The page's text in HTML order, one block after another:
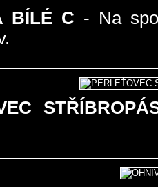
BÍLÉ C - Na